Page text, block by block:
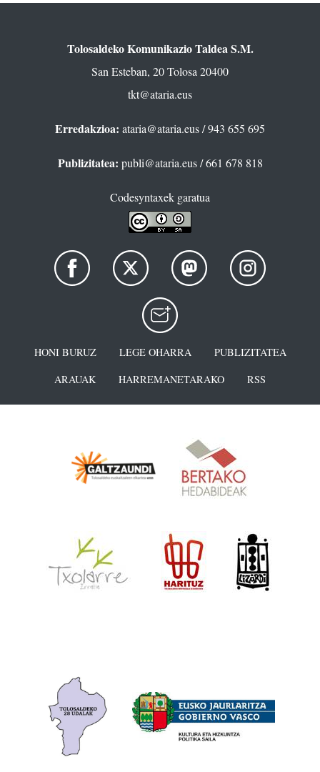
Tolosaldeko Komunikazio Taldea S.M.
San Esteban, 20 Tolosa 20400
tkt@ataria.eus
Erredakzioa: ataria@ataria.eus/ 943 655 695
Publizitatea: publi@ataria.eus/ 661 678 818
Codesyntaxek garatua
HONI BURUZ LEGE OHARRA
PUBLIZITATEA
ARAUAK
HARREMANETARAKO RSS